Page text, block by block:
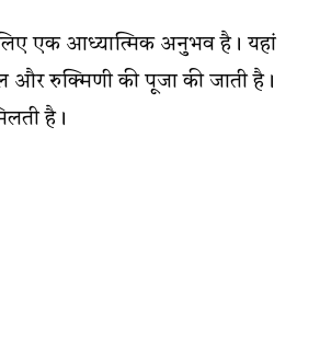
एक आध्यात्मिक अनुभव है। यहां
और रुक्मिणी की पूजा की जाती है।
है।